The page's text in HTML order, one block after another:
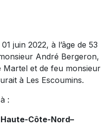
juin 2022, à l’âge de 53
André Bergeron,
Martel et de feu monsieur
à Les Escoumins.
:
Côte-Nord–